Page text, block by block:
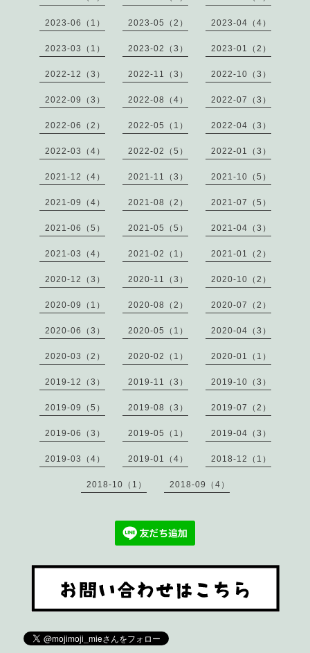
2023-06（1） 2023-05（2） 2023-04（4）
2023-03（1） 2023-02（3） 2023-01（2）
2022-12（3） 2022-11（3） 2022-10（3）
2022-09（3） 2022-08（4） 2022-07（3）
2022-06（2） 2022-05（1） 2022-04（3）
2022-03（4） 2022-02（5） 2022-01（3）
2021-12（4） 2021-11（3） 2021-10（5）
2021-09（4） 2021-08（2） 2021-07（5）
2021-06（5） 2021-05（5） 2021-04（3）
2021-03（4） 2021-02（1） 2021-01（2）
2020-12（3） 2020-11（3） 2020-10（2）
2020-09（1） 2020-08（2） 2020-07（2）
2020-06（3） 2020-05（1） 2020-04（3）
2020-03（2） 2020-02（1） 2020-01（1）
2019-12（3） 2019-11（3） 2019-10（3）
2019-09（5） 2019-08（3） 2019-07（2）
2019-06（3） 2019-05（1） 2019-04（3）
2019-03（4） 2019-01（4） 2018-12（1）
2018-10（1） 2018-09（4）